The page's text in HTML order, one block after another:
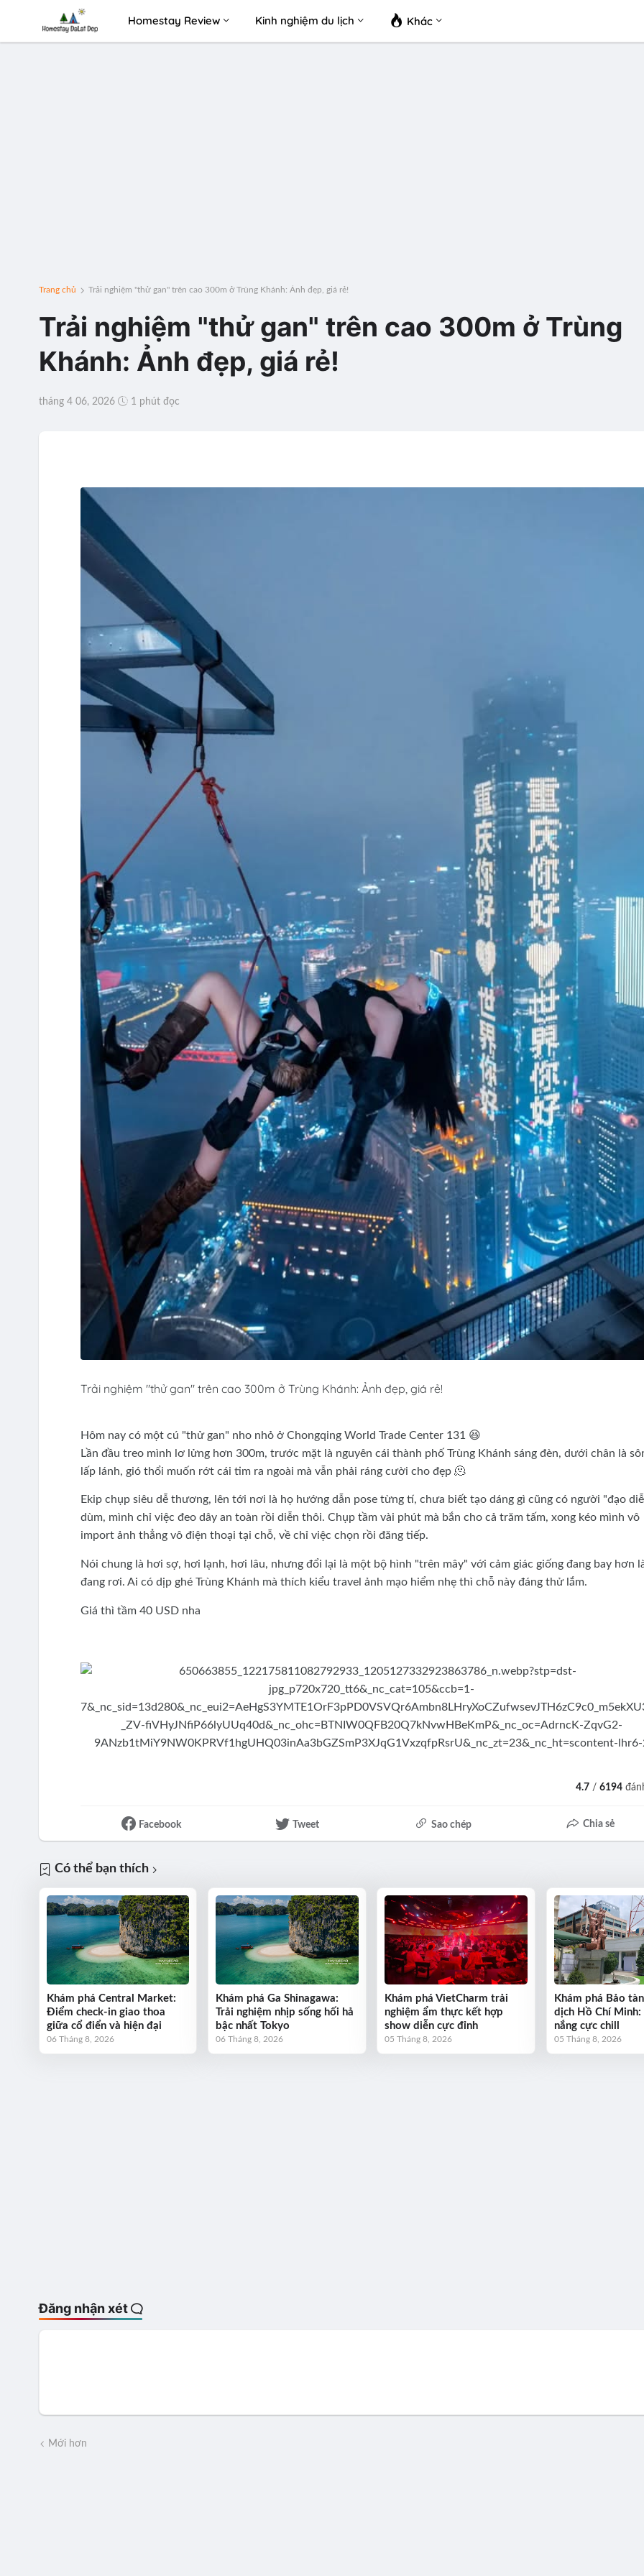
Homestay Review Kinh nghiệm du lịch Khác
Trang chủ Trải nghiệm "thử gan" trên cao 300m ở Trùng Khánh: Ảnh đẹp, giá rẻ!
Trải nghiệm "thử gan" trên cao 300m ở Trùng
Khánh: Ảnh đẹp, giá rẻ!
tháng 4 06, 2026 1 phút đọc
Trải nghiệm "thử gan" trên cao 300m ở Trùng Khánh: Ảnh đẹp, giá rẻ!
Hôm nay có một cú "thử gan" nho nhỏ ở Chongqing World Trade Center 131 😆
Lần đầu treo mình lơ lửng hơn 300m, trước mặt là nguyên cái thành phố Trùng Khánh sáng đèn, dưới chân là
lấp lánh, gió thổi muốn rớt cái tim ra ngoài mà vẫn phải ráng cười cho đẹp 🫠
Ekip chụp siêu dễ thương, lên tới nơi là họ hướng dẫn pose từng tí, chưa biết tạo dáng gì cũng có người "đạo
dùm, mình chỉ việc đeo dây an toàn rồi diễn thôi. Chụp tầm vài phút mà bắn cho cả trăm tấm, xong kéo mình vô
import ảnh thẳng vô điện thoại tại chỗ, về chỉ việc chọn rồi đăng tiếp.
Nói chung là hơi sợ, hơi lạnh, hơi lâu, nhưng đổi lại là một bộ hình "trên mây" với cảm giác giống đang bay hơn
đang rơi. Ai có dịp ghé Trùng Khánh mà thích kiểu travel ảnh mạo hiểm nhẹ thì chỗ này đáng thử lắm.
Giá thì tầm 40 USD nha
4.7 /6194
Facebook Tweet Sao chép Chia sẻ
Có thể bạn thích
Khám phá Central Market:
Điểm check-in giao thoa
giữa cổ điển và hiện đại
06 Tháng 8, 2026
Khám phá Ga Shinagawa:
Trải nghiệm nhịp sống hối hả
bậc nhất Tokyo
06 Tháng 8, 2026
Khám phá VietCharm trải
nghiệm ẩm thực kết hợp
show diễn cực đỉnh
05 Tháng 8, 2026
Khám phá Bảo
dịch Hồ Chí Minh:
nắng cực chill
05 Tháng 8, 2026
Đăng nhận xét
Mới hơn